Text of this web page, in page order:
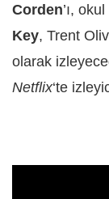
Corden’ı,
Key, Trent
olarak
Netflix‘te